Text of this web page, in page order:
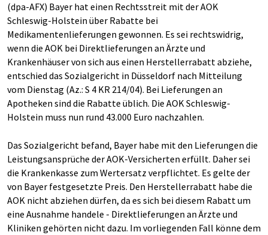
(dpa-AFX) Bayer hat einen Rechtsstreit mit der AOK
Schleswig-Holstein über Rabatte bei
Medikamentenlieferungen gewonnen. Es sei rechtswidrig,
wenn die AOK bei Direktlieferungen an Ärzte und
Krankenhäuser von sich aus einen Herstellerrabatt abziehe,
entschied das Sozialgericht in Düsseldorf nach Mitteilung
vom Dienstag (Az.: S 4 KR 214/04). Bei Lieferungen an
Apotheken sind die Rabatte üblich. Die AOK Schleswig-
Holstein muss nun rund 43.000 Euro nachzahlen.
Das Sozialgericht befand, Bayer habe mit den Lieferungen die
Leistungsansprüche der AOK-Versicherten erfüllt. Daher sei
die Krankenkasse zum Wertersatz verpflichtet. Es gelte der
von Bayer festgesetzte Preis. Den Herstellerrabatt habe die
AOK nicht abziehen dürfen, da es sich bei diesem Rabatt um
eine Ausnahme handele - Direktlieferungen an Ärzte und
Kliniken gehörten nicht dazu. Im vorliegenden Fall könne dem